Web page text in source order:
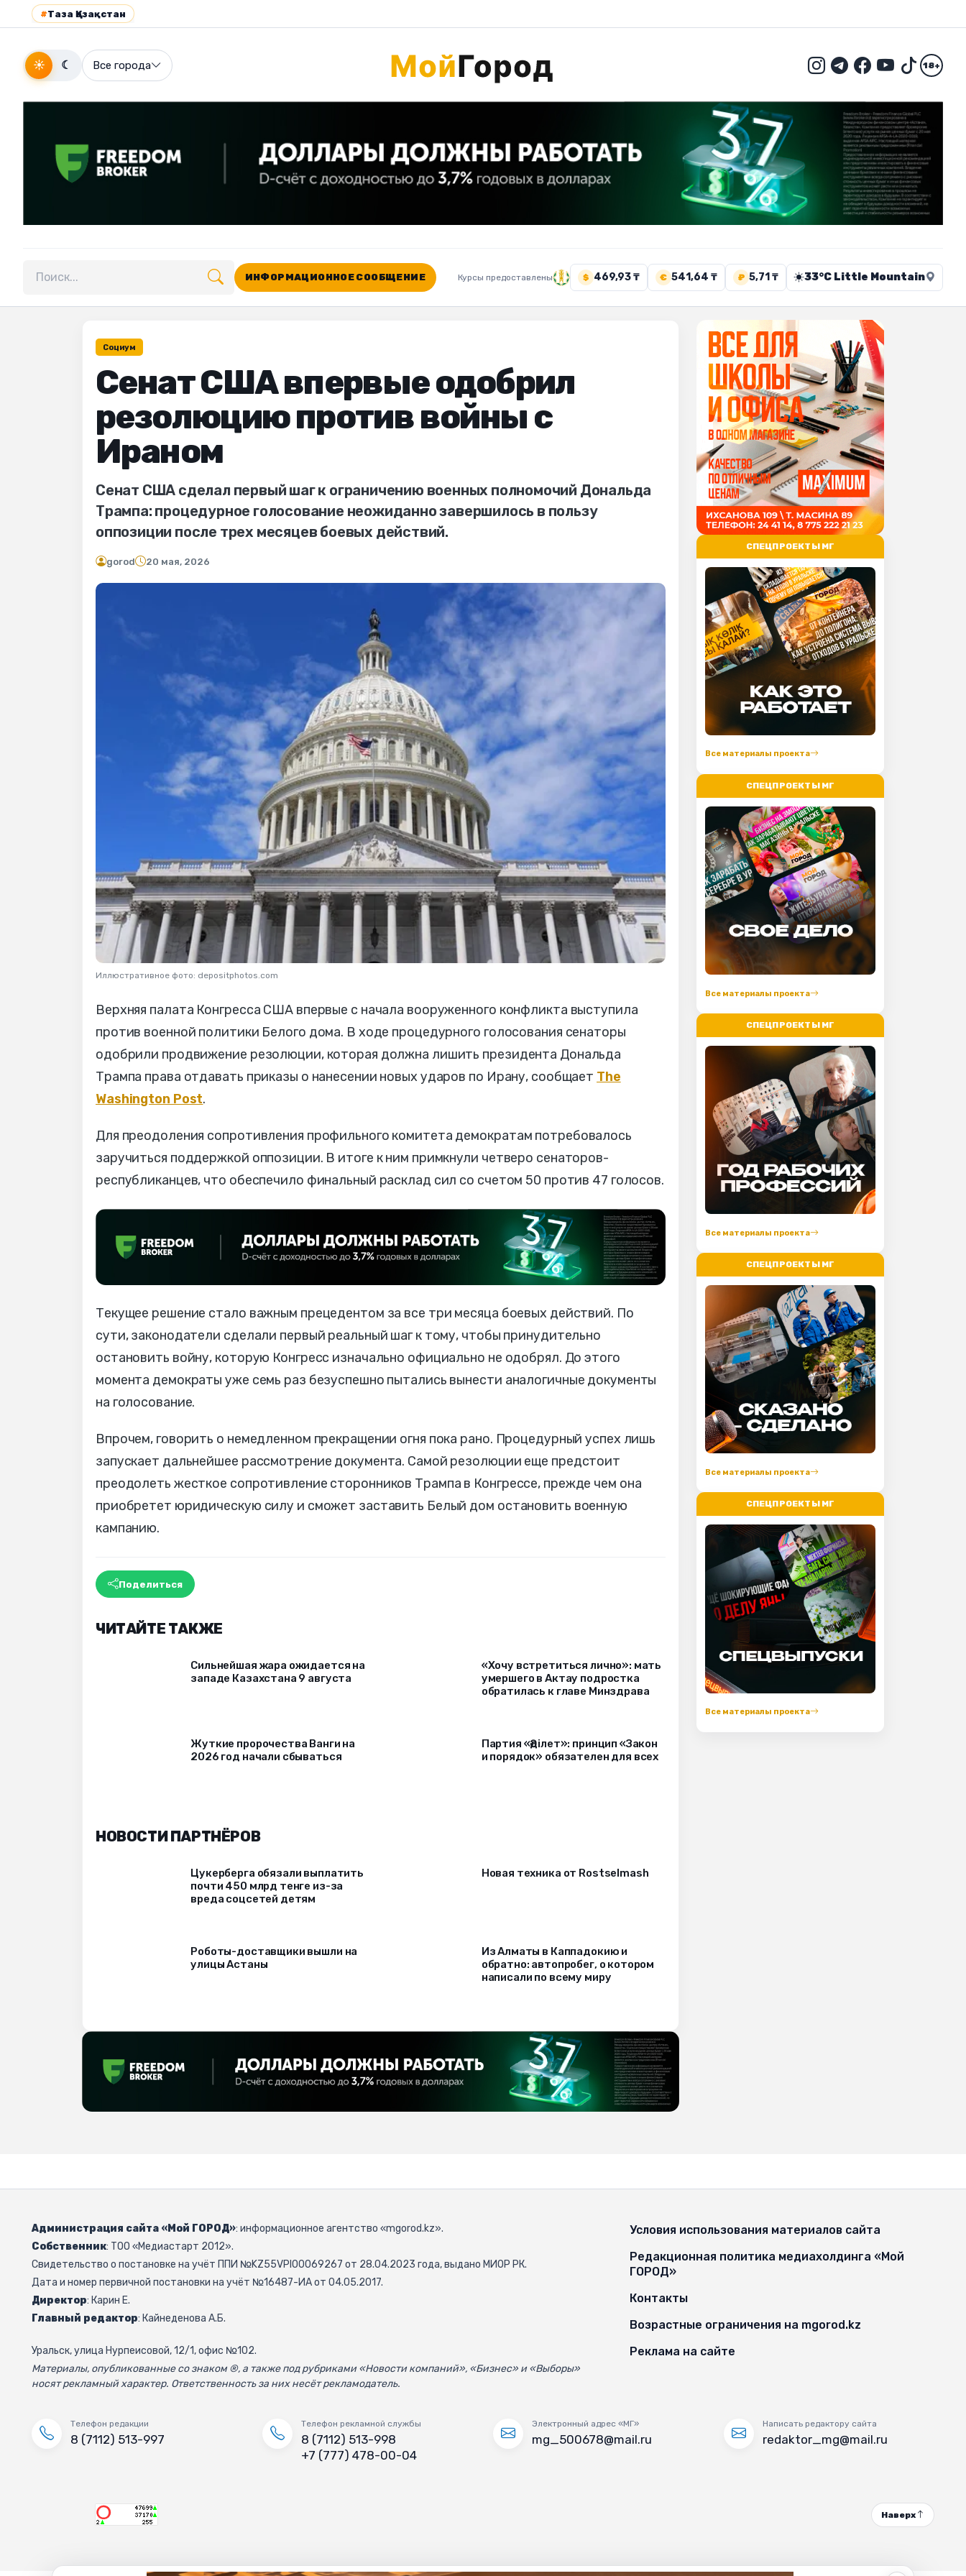
#Таза Қазақстан
☀ ☾ Все города 18+
Поиск по сайту
ИНФОРМАЦИОННОЕ СООБЩЕНИЕ Курсы предоставлены $ 469,93 ₸ € 541,64 ₸ ₽ 5,71 ₸ 33°C Little Mountain
Социум
Сенат США впервые одобрил
резолюцию против войны с
Ираном
Сенат США сделал первый шаг к ограничению военных полномочий Дональда
Трампа: процедурное голосование неожиданно завершилось в пользу
оппозиции после трех месяцев боевых действий.
gorod 20 мая, 2026
Иллюстративное фото: depositphotos.com
Верхняя палата Конгресса США впервые с начала вооруженного конфликта выступила
против военной политики Белого дома. В ходе процедурного голосования сенаторы
одобрили продвижение резолюции, которая должна лишить президента Дональда
Трампа права отдавать приказы о нанесении новых ударов по Ирану, сообщает The
Washington Post.
Для преодоления сопротивления профильного комитета демократам потребовалось
заручиться поддержкой оппозиции. В итоге к ним примкнули четверо сенаторов-
республиканцев, что обеспечило финальный расклад сил со счетом 50 против 47 голосов.
Текущее решение стало важным прецедентом за все три месяца боевых действий. По
сути, законодатели сделали первый реальный шаг к тому, чтобы принудительно
остановить войну, которую Конгресс изначально официально не одобрял. До этого
момента демократы уже семь раз безуспешно пытались вынести аналогичные документы
на голосование.
Впрочем, говорить о немедленном прекращении огня пока рано. Процедурный успех лишь
запускает дальнейшее рассмотрение документа. Самой резолюции еще предстоит
преодолеть жесткое сопротивление сторонников Трампа в Конгрессе, прежде чем она
приобретет юридическую силу и сможет заставить Белый дом остановить военную
кампанию.
Поделиться
ЧИТАЙТЕ ТАКЖЕ
Сильнейшая жара ожидается на
западе Казахстана 9 августа
«Хочу встретиться лично»: мать
умершего в Актау подростка
обратилась к главе Минздрава
Жуткие пророчества Ванги на
2026 год начали сбываться
Партия «Әділет»: принцип «Закон
и порядок» обязателен для всех
НОВОСТИ ПАРТНЁРОВ
Цукерберга обязали выплатить
почти 450 млрд тенге из-за
вреда соцсетей детям
Новая техника от Rostselmash
Роботы-доставщики вышли на
улицы Астаны
Из Алматы в Каппадокию и
обратно: автопробег, о котором
написали по всему миру
СПЕЦПРОЕКТЫ МГ
Все материалы проекта
СПЕЦПРОЕКТЫ МГ
Все материалы проекта
СПЕЦПРОЕКТЫ МГ
Все материалы проекта
СПЕЦПРОЕКТЫ МГ
Все материалы проекта
СПЕЦПРОЕКТЫ МГ
Все материалы проекта
Администрация сайта «Мой ГОРОД»: информационное агентство «mgorod.kz».
Собственник: ТОО «Медиастарт 2012».
Свидетельство о постановке на учёт ППИ №KZ55VPI00069267 от 28.04.2023 года, выдано МИОР РК.
Дата и номер первичной постановки на учёт №16487-ИА от 04.05.2017.
Директор: Карин Е.
Главный редактор: Кайнеденова А.Б.
Уральск, улица Нурпеисовой, 12/1, офис №102.
Материалы, опубликованные со знаком ®, а также под рубриками «Новости компаний», «Бизнес» и «Выборы»
носят рекламный характер. Ответственность за них несёт рекламодатель.
Условия использования материалов сайта
Редакционная политика медиахолдинга «Мой
ГОРОД»
Контакты
Возрастные ограничения на mgorod.kz
Реклама на сайте
Телефон редакции
8 (7112) 513-997
Телефон рекламной службы
8 (7112) 513-998
+7 (777) 478-00-04
Электронный адрес «МГ»
mg_500678@mail.ru
Написать редактору сайта
redaktor_mg@mail.ru
Наверх